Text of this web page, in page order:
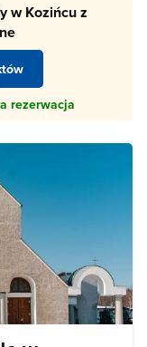
w Kozińcu z
rezerwacja